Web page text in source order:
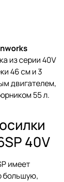
из серии 40V
46 см и 3
двигателем,
55 л.
40V
имеет
большую,